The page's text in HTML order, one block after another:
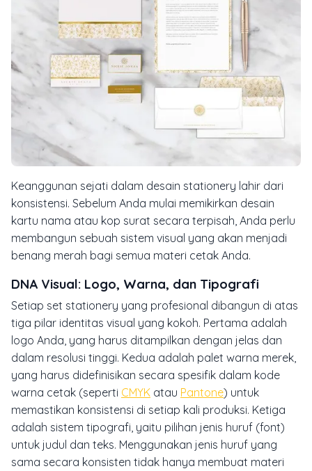
Keanggunan sejati dalam desain stationery lahir dari
konsistensi. Sebelum Anda mulai memikirkan desain
kartu nama atau kop surat secara terpisah, Anda perlu
membangun sebuah sistem visual yang akan menjadi
benang merah bagi semua materi cetak Anda.
DNA Visual: Logo, Warna, dan Tipografi
Setiap set stationery yang profesional dibangun di atas
tiga pilar identitas visual yang kokoh. Pertama adalah
logo Anda, yang harus ditampilkan dengan jelas dan
dalam resolusi tinggi. Kedua adalah palet warna merek,
yang harus didefinisikan secara spesifik dalam kode
warna cetak (seperti CMYK atau Pantone) untuk
memastikan konsistensi di setiap kali produksi. Ketiga
adalah sistem tipografi, yaitu pilihan jenis huruf (font)
untuk judul dan teks. Menggunakan jenis huruf yang
sama secara konsisten tidak hanya membuat materi